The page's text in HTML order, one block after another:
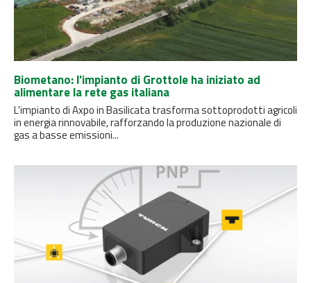
Biometano: l'impianto di Grottole ha iniziato ad
alimentare la rete gas italiana
L'impianto di Axpo in Basilicata trasforma sottoprodotti agricoli
in energia rinnovabile, rafforzando la produzione nazionale di
gas a basse emissioni...